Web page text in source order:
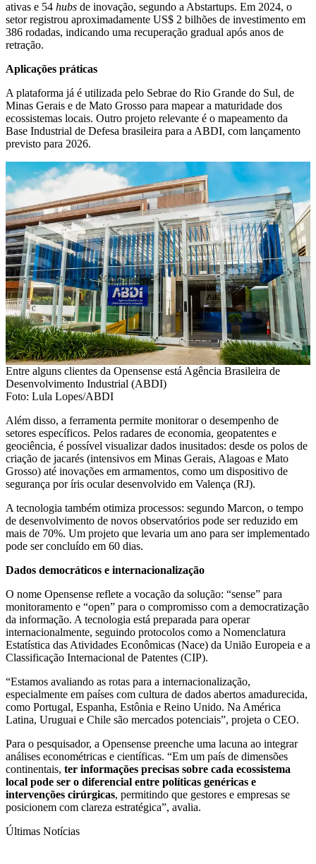
ativas e 54 hubs de inovação, segundo a Abstartups. Em 2024, o
setor registrou aproximadamente US$ 2 bilhões de investimento em
386 rodadas, indicando uma recuperação gradual após anos de
retração.
Aplicações práticas
A plataforma já é utilizada pelo Sebrae do Rio Grande do Sul, de
Minas Gerais e de Mato Grosso para mapear a maturidade dos
ecossistemas locais. Outro projeto relevante é o mapeamento da
Base Industrial de Defesa brasileira para a ABDI, com lançamento
previsto para 2026.
Entre alguns clientes da Opensense está Agência Brasileira de
Desenvolvimento Industrial (ABDI)
Foto: Lula Lopes/ABDI
Além disso, a ferramenta permite monitorar o desempenho de
setores específicos. Pelos radares de economia, geopatentes e
geociência, é possível visualizar dados inusitados: desde os polos de
criação de jacarés (intensivos em Minas Gerais, Alagoas e Mato
Grosso) até inovações em armamentos, como um dispositivo de
segurança por íris ocular desenvolvido em Valença (RJ).
A tecnologia também otimiza processos: segundo Marcon, o tempo
de desenvolvimento de novos observatórios pode ser reduzido em
mais de 70%. Um projeto que levaria um ano para ser implementado
pode ser concluído em 60 dias.
Dados democráticos e internacionalização
O nome Opensense reflete a vocação da solução: “sense” para
monitoramento e “open” para o compromisso com a democratização
da informação. A tecnologia está preparada para operar
internacionalmente, seguindo protocolos como a Nomenclatura
Estatística das Atividades Econômicas (Nace) da União Europeia e a
Classificação Internacional de Patentes (CIP).
“Estamos avaliando as rotas para a internacionalização,
especialmente em países com cultura de dados abertos amadurecida,
como Portugal, Espanha, Estônia e Reino Unido. Na América
Latina, Uruguai e Chile são mercados potenciais”, projeta o CEO.
Para o pesquisador, a Opensense preenche uma lacuna ao integrar
análises econométricas e científicas. “Em um país de dimensões
continentais, ter informações precisas sobre cada ecossistema
local pode ser o diferencial entre políticas genéricas e
intervenções cirúrgicas, permitindo que gestores e empresas se
posicionem com clareza estratégica”, avalia.
Últimas Notícias